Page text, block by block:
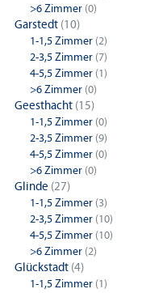
>6 Zimmer (0)
Garstedt (10)
1-1,5 Zimmer (2)
2-3,5 Zimmer (7)
4-5,5 Zimmer (1)
>6 Zimmer (0)
Geesthacht (15)
1-1,5 Zimmer (0)
2-3,5 Zimmer (9)
4-5,5 Zimmer (0)
>6 Zimmer (0)
Glinde (27)
1-1,5 Zimmer (3)
2-3,5 Zimmer (10)
4-5,5 Zimmer (10)
>6 Zimmer (2)
Glückstadt (4)
1-1,5 Zimmer (1)